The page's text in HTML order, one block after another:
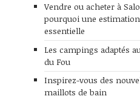
Vendre ou acheter à
pourquoi une
essentielle
Les campings adaptés
du Fou
Inspirez-vous des
maillots de bain